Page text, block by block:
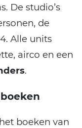
De studio’s
de
Alle units
airco en een
.
boeken van